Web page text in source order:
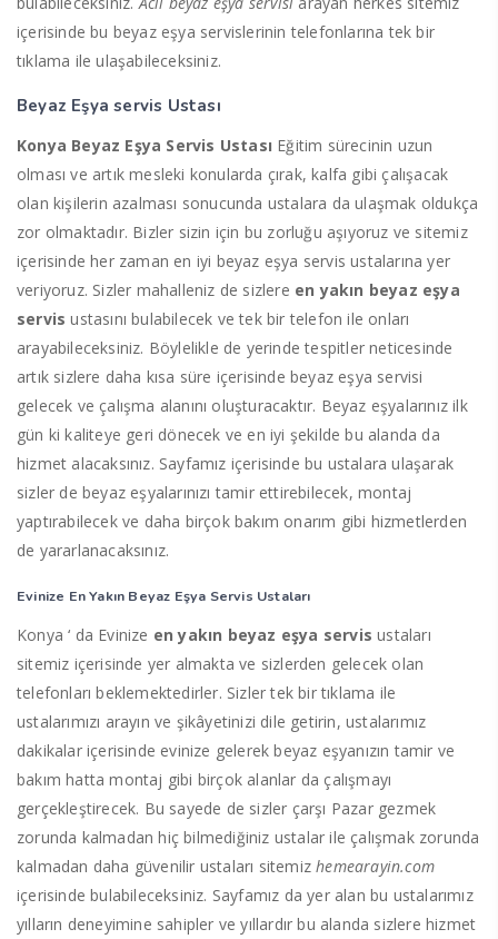
içerisinde bu beyaz eşya servislerinin telefonlarına tek bir
tıklama ile ulaşabileceksiniz.
Beyaz Eşya servis Ustası
Konya Beyaz Eşya Servis Ustası Eğitim sürecinin uzun
olması ve artık mesleki konularda çırak, kalfa gibi çalışacak
olan kişilerin azalması sonucunda ustalara da ulaşmak oldukça
zor olmaktadır. Bizler sizin için bu zorluğu aşıyoruz ve sitemiz
içerisinde her zaman en iyi beyaz eşya servis ustalarına yer
veriyoruz. Sizler mahalleniz de sizlere en yakın beyaz eşya
servis ustasını bulabilecek ve tek bir telefon ile onları
arayabileceksiniz. Böylelikle de yerinde tespitler neticesinde
artık sizlere daha kısa süre içerisinde beyaz eşya servisi
gelecek ve çalışma alanını oluşturacaktır. Beyaz eşyalarınız ilk
gün ki kaliteye geri dönecek ve en iyi şekilde bu alanda da
hizmet alacaksınız. Sayfamız içerisinde bu ustalara ulaşarak
sizler de beyaz eşyalarınızı tamir ettirebilecek, montaj
yaptırabilecek ve daha birçok bakım onarım gibi hizmetlerden
de yararlanacaksınız.
Evinize En Yakın Beyaz Eşya Servis Ustaları
Konya ‘ da Evinize en yakın beyaz eşya servis ustaları
sitemiz içerisinde yer almakta ve sizlerden gelecek olan
telefonları beklemektedirler. Sizler tek bir tıklama ile
ustalarımızı arayın ve şikâyetinizi dile getirin, ustalarımız
dakikalar içerisinde evinize gelerek beyaz eşyanızın tamir ve
bakım hatta montaj gibi birçok alanlar da çalışmayı
gerçekleştirecek. Bu sayede de sizler çarşı Pazar gezmek
zorunda kalmadan hiç bilmediğiniz ustalar ile çalışmak zorunda
kalmadan daha güvenilir ustaları sitemizhemearayin.com
içerisinde bulabileceksiniz. Sayfamız da yer alan bu ustalarımız
yılların deneyimine sahipler ve yıllardır bu alanda sizlere hizmet